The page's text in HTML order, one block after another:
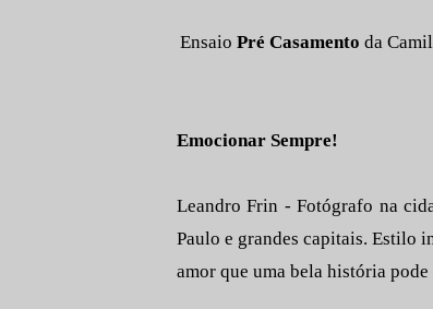
Ensaio Pré Casamento da
Emocionar Sempre!
Leandro Frin - Fotógrafo na
Paulo e grandes capitais. Estilo
amor que uma bela história pode